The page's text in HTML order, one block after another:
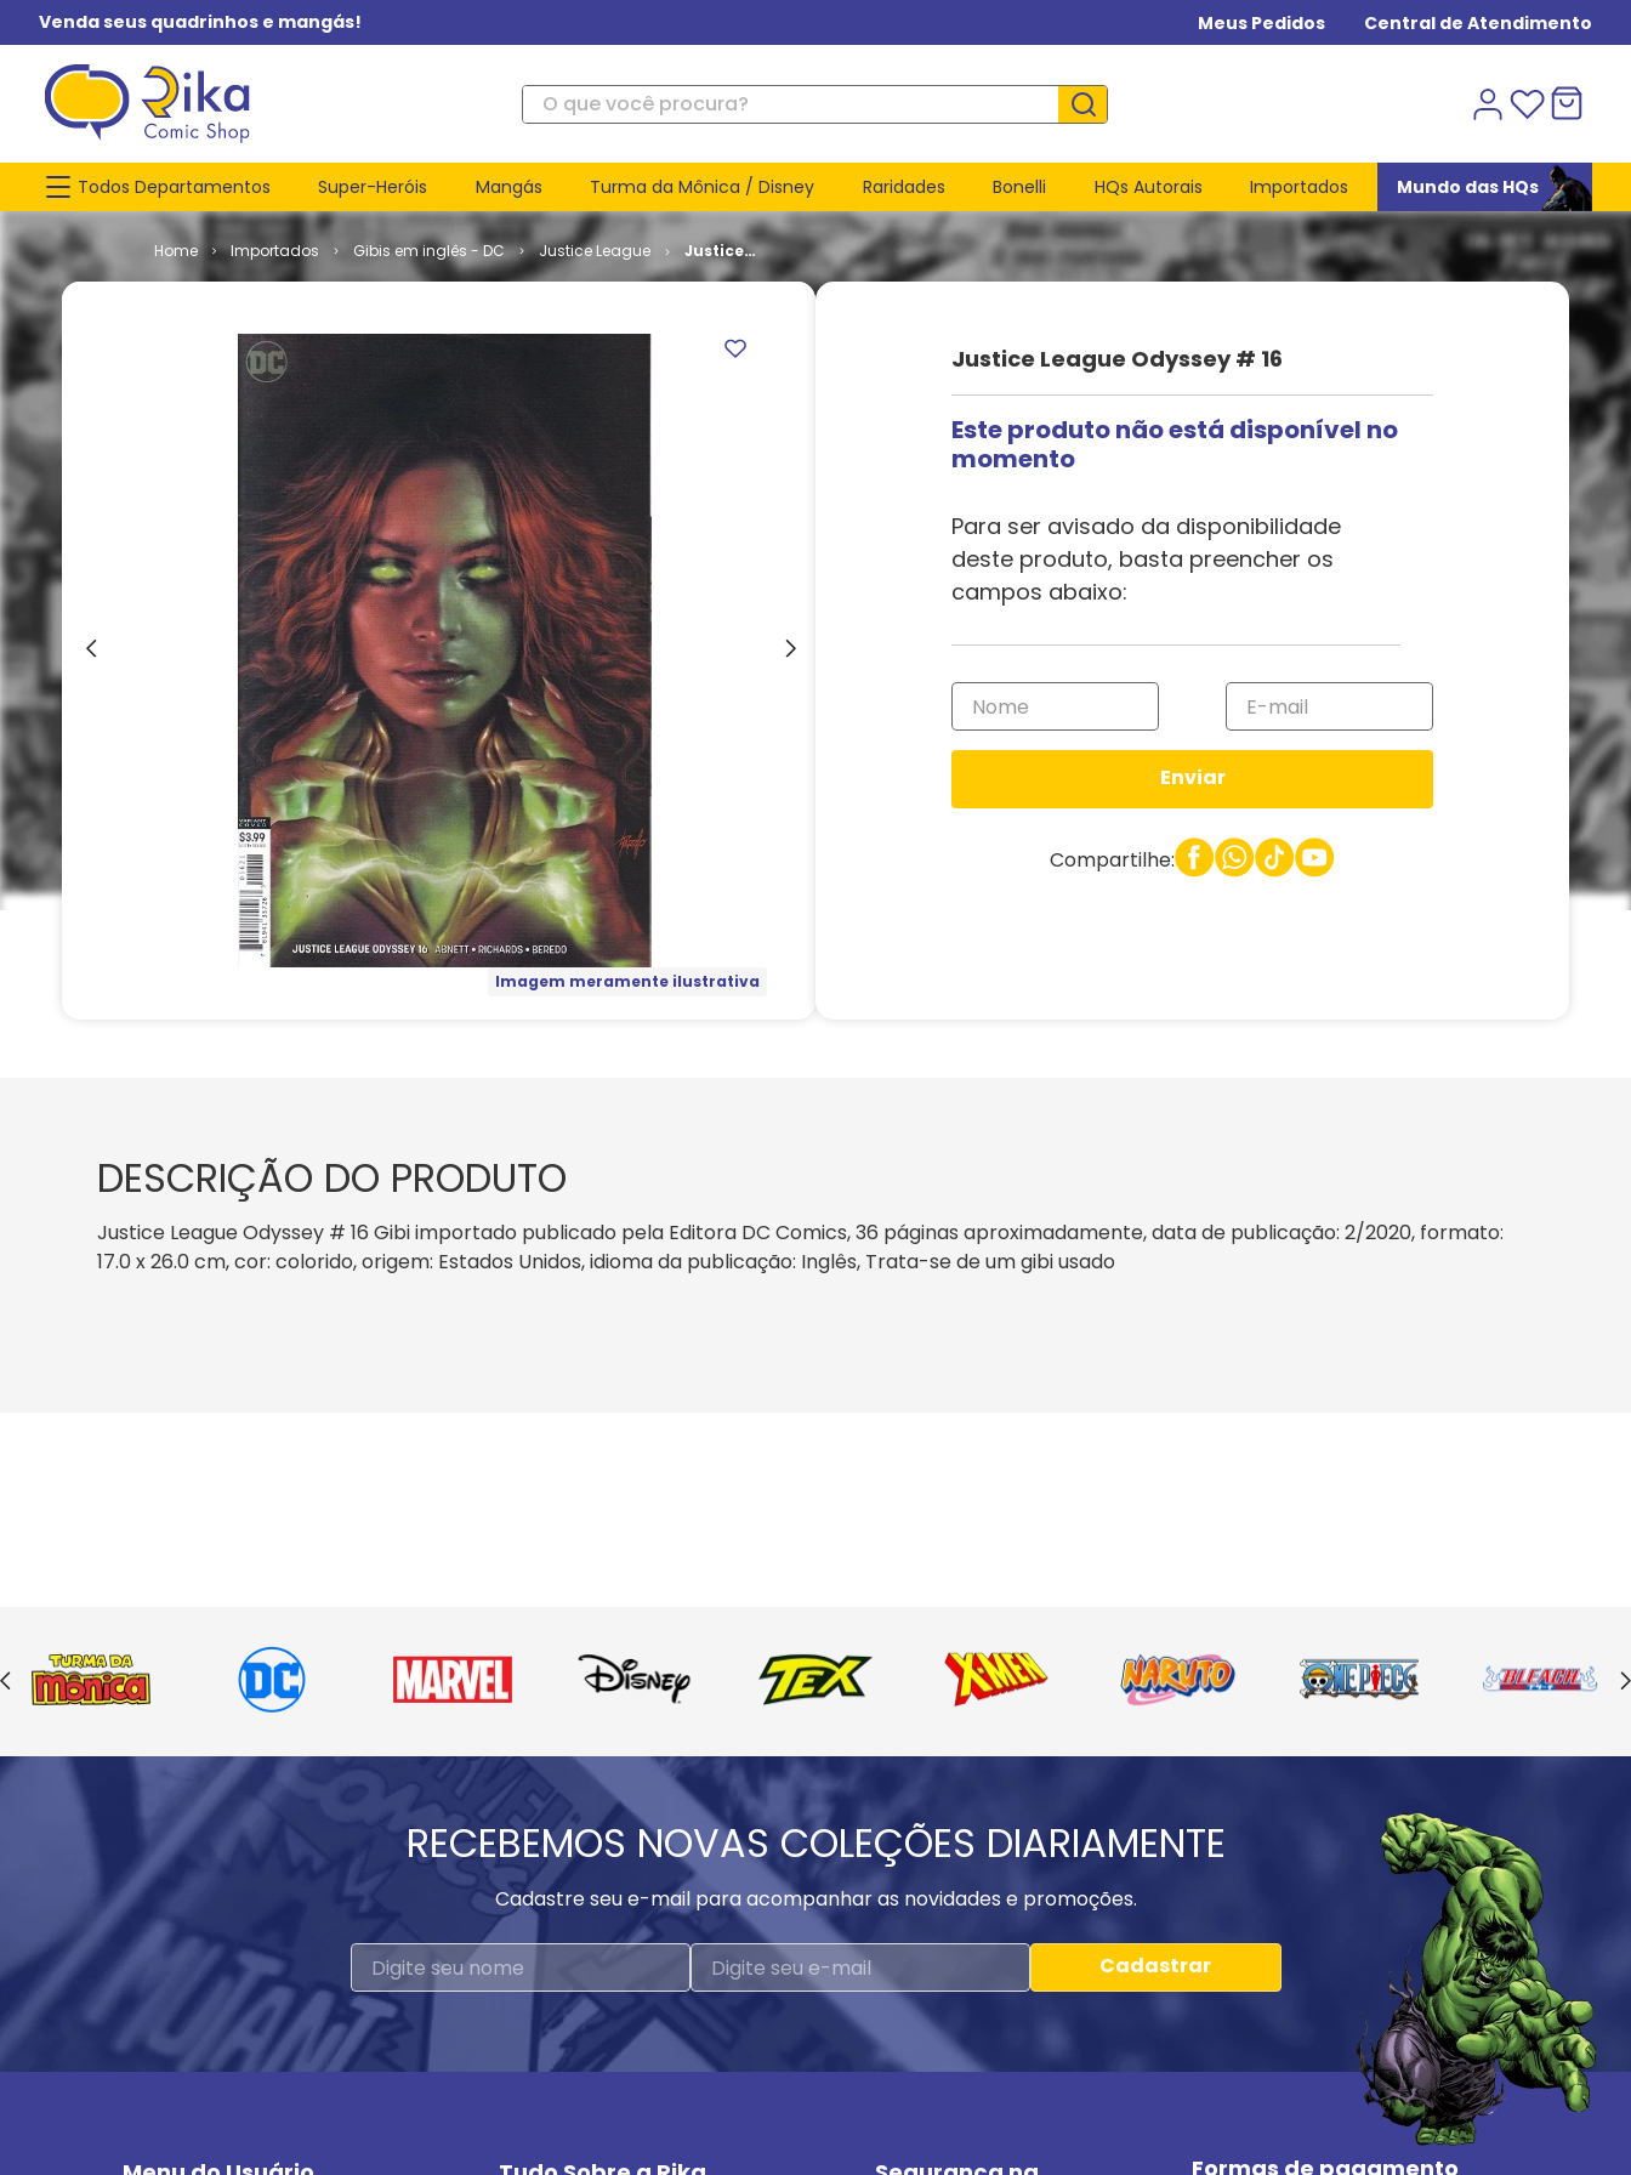
Venda seus quadrinhos e mangás! Meus Pedidos Central de Atendimento
O que você procura?
Todos Departamentos Super-Heróis Mangás Turma da Mônica / Disney Raridades Bonelli HQs Autorais Importados Mundo das HQs
Importados Gibis em inglês - DC Justice League
Justice
League
Imagem meramente ilustrativa
Justice League Odyssey # 16
Este produto não está disponível no
momento
Para ser avisado da disponibilidade
deste produto, basta preencher os
campos abaixo:
Enviar
Compartilhe:
DESCRIÇÃO DO PRODUTO
Justice League Odyssey # 16 Gibi importado publicado pela Editora DC Comics, 36 páginas aproximadamente, data de publicação: 2/2020, formato:
17.0 x 26.0 cm, cor: colorido, origem: Estados Unidos, idioma da publicação: Inglês, Trata-se de um gibi usado
RECEBEMOS NOVAS COLEÇÕES DIARIAMENTE
Cadastre seu e-mail para acompanhar as novidades e promoções.
Cadastrar
Formas de pagamento